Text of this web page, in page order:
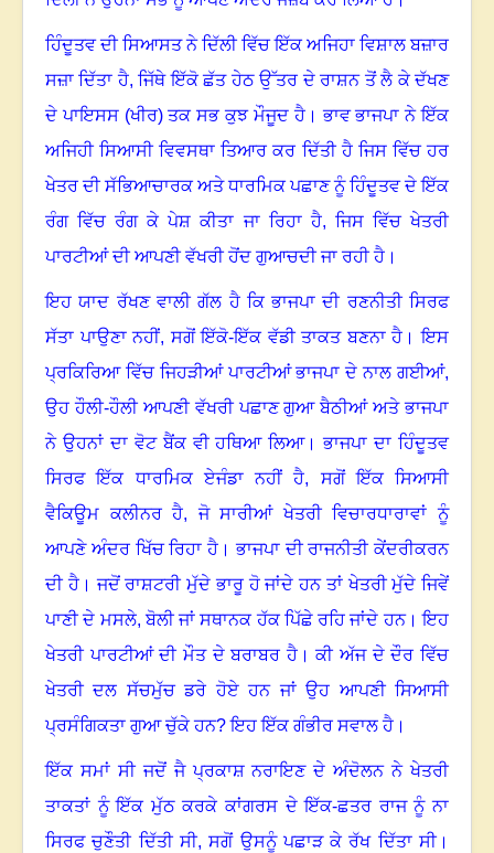
ਹਿੰਦੂਤਵ ਦੀ ਸਿਆਸਤ ਨੇ ਦਿੱਲੀ ਵਿੱਚ ਇੱਕ ਅਜਿਹਾ ਵਿਸ਼ਾਲ ਬਜ਼ਾਰ
ਸਜ਼ਾ ਦਿੱਤਾ ਹੈ,ਜਿੱਥੇ ਇੱਕੋ ਛੱਤ ਹੇਠ ਉੱਤਰ ਦੇ ਰਾਸ਼ਨ ਤੋਂ ਲੈ ਕੇ ਦੱਖਣ
ਦੇ ਪਾਇਸਸ (ਖੀਰ) ਤਕ ਸਭ ਕੁਝ ਮੌਜੂਦ ਹੈ। ਭਾਵ ਭਾਜਪਾ ਨੇ ਇੱਕ
ਅਜਿਹੀ ਸਿਆਸੀ ਵਿਵਸਥਾ ਤਿਆਰ ਕਰ ਦਿੱਤੀ ਹੈ ਜਿਸ ਵਿੱਚ ਹਰ
ਖੇਤਰ ਦੀ ਸੱਭਿਆਚਾਰਕ ਅਤੇ ਧਾਰਮਿਕ ਪਛਾਣ ਨੂੰ ਹਿੰਦੂਤਵ ਦੇ ਇੱਕ
ਰੰਗ ਵਿੱਚ ਰੰਗ ਕੇ ਪੇਸ਼ ਕੀਤਾ ਜਾ ਰਿਹਾ ਹੈ, ਜਿਸ ਵਿੱਚ ਖੇਤਰੀ
ਪਾਰਟੀਆਂ ਦੀ ਆਪਣੀ ਵੱਖਰੀ ਹੋਂਦ ਗੁਆਚਦੀ ਜਾ ਰਹੀ ਹੈ।
ਇਹ ਯਾਦ ਰੱਖਣ ਵਾਲੀ ਗੱਲ ਹੈ ਕਿ ਭਾਜਪਾ ਦੀ ਰਣਨੀਤੀ ਸਿਰਫ
ਸੱਤਾ ਪਾਉਣਾ ਨਹੀਂ, ਸਗੋਂ ਇੱਕੋ-ਇੱਕ ਵੱਡੀ ਤਾਕਤ ਬਣਨਾ ਹੈ। ਇਸ
ਪ੍ਰਕਿਰਿਆ ਵਿੱਚ ਜਿਹੜੀਆਂ ਪਾਰਟੀਆਂ ਭਾਜਪਾ ਦੇ ਨਾਲ ਗਈਆਂ,
ਉਹ ਹੌਲੀ-ਹੌਲੀ ਆਪਣੀ ਵੱਖਰੀ ਪਛਾਣ ਗੁਆ ਬੈਠੀਆਂ ਅਤੇ ਭਾਜਪਾ
ਨੇ ਉਹਨਾਂ ਦਾ ਵੋਟ ਬੈਂਕ ਵੀ ਹਥਿਆ ਲਿਆ। ਭਾਜਪਾ ਦਾ ਹਿੰਦੂਤਵ
ਸਿਰਫ ਇੱਕ ਧਾਰਮਿਕ ਏਜੰਡਾ ਨਹੀਂ ਹੈ, ਸਗੋਂ ਇੱਕ ਸਿਆਸੀ
ਵੈਕਿਊਮ ਕਲੀਨਰ ਹੈ,ਜੋ ਸਾਰੀਆਂ ਖੇਤਰੀ ਵਿਚਾਰਧਾਰਾਵਾਂ ਨੂੰ
ਆਪਣੇ ਅੰਦਰ ਖਿੱਚ ਰਿਹਾ ਹੈ। ਭਾਜਪਾ ਦੀ ਰਾਜਨੀਤੀ ਕੇਂਦਰੀਕਰਨ
ਦੀ ਹੈ। ਜਦੋਂ ਰਾਸ਼ਟਰੀ ਮੁੱਦੇ ਭਾਰੂ ਹੋ ਜਾਂਦੇ ਹਨ ਤਾਂ ਖੇਤਰੀ ਮੁੱਦੇ ਜਿਵੇਂ
ਪਾਣੀ ਦੇ ਮਸਲੇ,ਬੋਲੀ ਜਾਂ ਸਥਾਨਕ ਹੱਕ ਪਿੱਛੇ ਰਹਿ ਜਾਂਦੇ ਹਨ। ਇਹ
ਖੇਤਰੀ ਪਾਰਟੀਆਂ ਦੀ ਮੌਤ ਦੇ ਬਰਾਬਰ ਹੈ। ਕੀ ਅੱਜ ਦੇ ਦੌਰ ਵਿੱਚ
ਖੇਤਰੀ ਦਲ ਸੱਚਮੁੱਚ ਡਰੇ ਹੋਏ ਹਨ ਜਾਂ ਉਹ ਆਪਣੀ ਸਿਆਸੀ
ਪ੍ਰਸੰਗਿਕਤਾ ਗੁਆ ਚੁੱਕੇ ਹਨ?ਇਹ ਇੱਕ ਗੰਭੀਰ ਸਵਾਲ ਹੈ।
ਇੱਕ ਸਮਾਂ ਸੀ ਜਦੋਂ ਜੈ ਪ੍ਰਕਾਸ਼ ਨਰਾਇਣ ਦੇ ਅੰਦੋਲਨ ਨੇ ਖੇਤਰੀ
ਤਾਕਤਾਂ ਨੂੰ ਇੱਕ ਮੁੱਠ ਕਰਕੇ ਕਾਂਗਰਸ ਦੇ ਇੱਕ-ਛਤਰ ਰਾਜ ਨੂੰ ਨਾ
ਸਿਰਫ ਚੁਣੌਤੀ ਦਿੱਤੀ ਸੀ,ਸਗੋਂ ਉਸਨੂੰ ਪਛਾੜ ਕੇ ਰੱਖ ਦਿੱਤਾ ਸੀ।